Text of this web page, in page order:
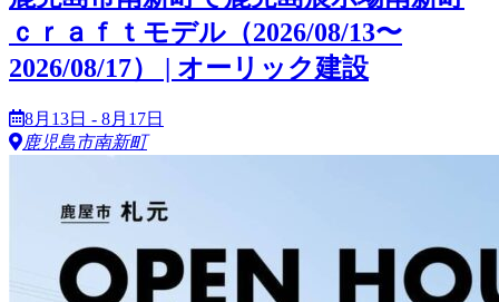
ｃｒａｆｔモデル（2026/08/13〜
2026/08/17） | オーリック建設
8月13日 - 8月17日
鹿児島市南新町